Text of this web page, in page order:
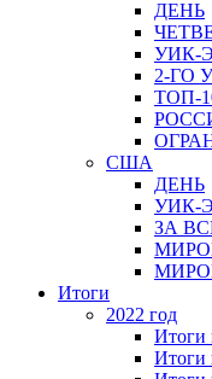
ДЕНЬ
УИК-
2-ГО
ТОП-
США
ДЕНЬ
УИК-
ЗА
Итоги
2022 год
Итоги
Итоги